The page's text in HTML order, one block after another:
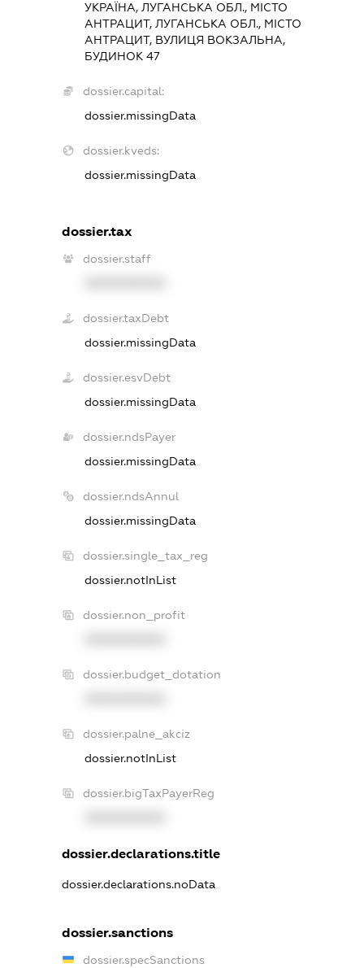
УКРАЇНА, ЛУГАНСЬКА ОБЛ., МІСТО
АНТРАЦИТ, ЛУГАНСЬКА ОБЛ., МІСТО
АНТРАЦИТ, ВУЛИЦЯ ВОКЗАЛЬНА,
БУДИНОК 47
dossier.capital:
dossier.missingData
dossier.kveds:
dossier.missingData
dossier.tax
dossier.staff
dossier.taxDebt
dossier.missingData
dossier.esvDebt
dossier.missingData
dossier.ndsPayer
dossier.missingData
dossier.ndsAnnul
dossier.missingData
dossier.single_tax_reg
dossier.notInList
dossier.non_profit
dossier.budget_dotation
dossier.palne_akciz
dossier.notInList
dossier.bigTaxPayerReg
dossier.declarations.title
dossier.declarations.noData
dossier.sanctions
dossier.specSanctions